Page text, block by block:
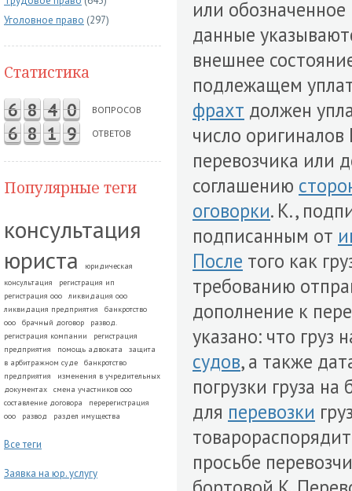
Уголовное право (297)
Статистика
6 8 4 0 ВОПРОСОВ
6 8 1 9 ОТВЕТОВ
Популярные теги
консультация
юриста
юридическая
консультация
регистрация ип
регистрация ооо
ликвидация ооо
ликвидация предприятия
банкротство
ооо
брачный договор
развод.
регистрация компании
регистрация
предприятия
помощь адвоката
защита
в арбитражном суде
банкротство
предприятия
изменения в учредительных
документах
смена участников ооо
составление договора
перерегистрация
ооо
развод раздел имущества
Все теги
Заявка на юр. услугу
или
данные
внешнее
подлежащем
фрахт должен
число
перевозчика или
соглашению
оговорки. К.,
подписанным от
После того как
требованию
дополнение к
указано: что груз
судов, а также
погрузки груза на
для перевозки
просьбе